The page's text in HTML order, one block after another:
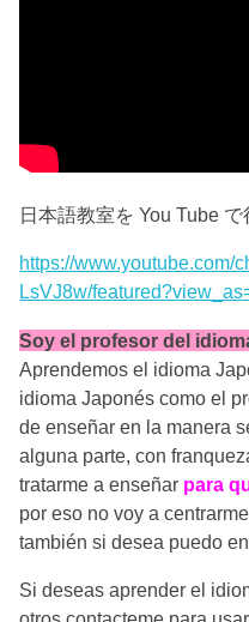
日本語教室を You Tube で
https://www.youtube.com/
LsVJ8w/
Soy el profesor del
Aprendemos el idioma
idioma Japonés como el
de enseñar en la manera
alguna parte, con
tratarme a enseñar para
por eso no voy a
también si desea puedo
Si deseas aprender el